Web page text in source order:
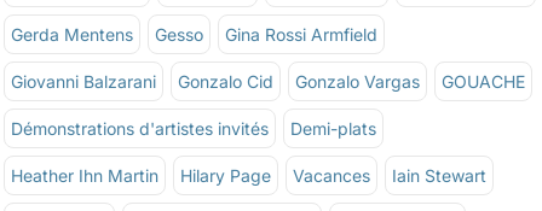
Gerda Mentens Gesso Gina Rossi Armfield
Giovanni Balzarani Gonzalo Cid Gonzalo Vargas GOUACHE
Démonstrations d'artistes invités Demi-plats
Heather Ihn Martin Hilary Page Vacances Iain Stewart